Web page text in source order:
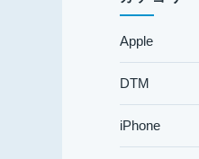
Apple
DTM
iPhone